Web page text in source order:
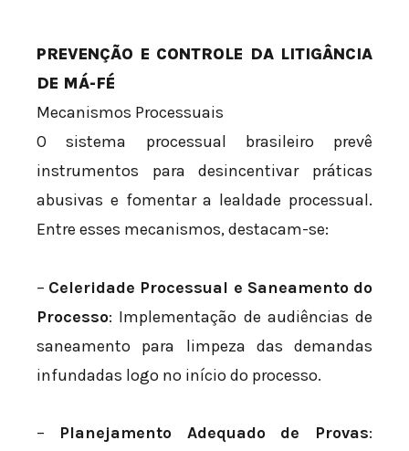
PREVENÇÃO E CONTROLE DA LITIGÂNCIA
DE MÁ-FÉ
Mecanismos Processuais
O sistema processual brasileiro prevê
instrumentos para desincentivar práticas
abusivas e fomentar a lealdade processual.
Entre esses mecanismos, destacam-se:
– Celeridade Processual e Saneamento do
Processo: Implementação de audiências de
saneamento para limpeza das demandas
infundadas logo no início do processo.
– Planejamento Adequado de Provas: